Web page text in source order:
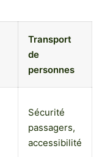
Transport
de
personnes
Sécurité
passagers,
accessibilité